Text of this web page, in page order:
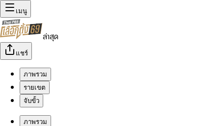
เมนู
ล่าสุด
แชร์
ภาพรวม
รายเขต
จับขั้ว
ภาพรวม